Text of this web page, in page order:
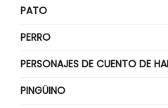
PATO
PERRO
PERSONAJES DE CUENTO DE
PINGÜINO